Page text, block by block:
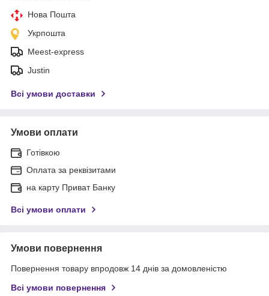
Нова Пошта
Укрпошта
Meest-express
Justin
Всі умови доставки
Умови оплати
Готівкою
Оплата за реквізитами
на карту Приват Банку
Всі умови оплати
Умови повернення
Повернення товару впродовж 14 днів за домовленістю
Всі умови повернення